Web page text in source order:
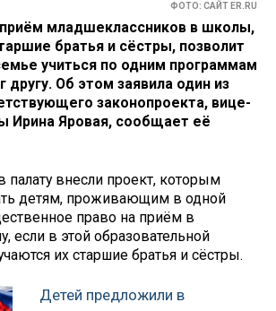
ФОТО: САЙТ ER.RU
младшеклассников в школы,
братья и сёстры, позволит
учиться по одним программам
другу. Об этом заявила один из
законопроекта, вице-
Ирина Яровая, сообщает её
палату внесли проект, которым
детям, проживающим в одной
право на приём в
если в этой образовательной
их старшие братья и сёстры.
Детей предложили в